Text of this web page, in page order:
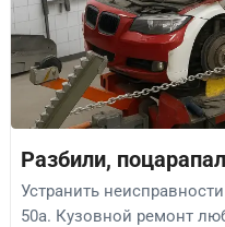
Разбили,
Устранить
50а. Кузовной ремонт